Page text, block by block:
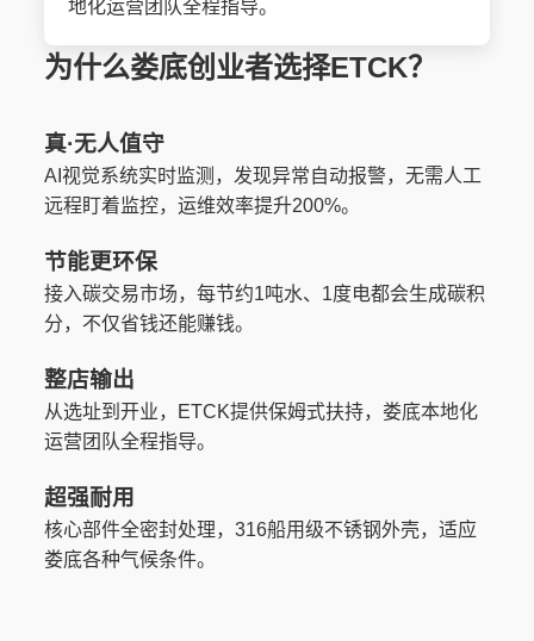
地化运营团队全程指导。
为什么娄底创业者选择ETCK？
真·无人值守
AI视觉系统实时监测，发现异常自动报警，无需人工
远程盯着监控，运维效率提升200%。
节能更环保
接入碳交易市场，每节约1吨水、1度电都会生成碳积
分，不仅省钱还能赚钱。
整店输出
从选址到开业，ETCK提供保姆式扶持，娄底本地化
运营团队全程指导。
超强耐用
核心部件全密封处理，316船用级不锈钢外壳，适应
娄底各种气候条件。